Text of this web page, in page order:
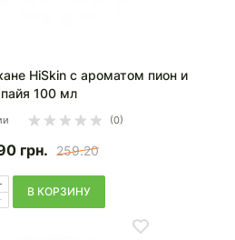
HiSkin с ароматом пион и
100 мл
(0)
грн. 259.20
В КОРЗИНУ